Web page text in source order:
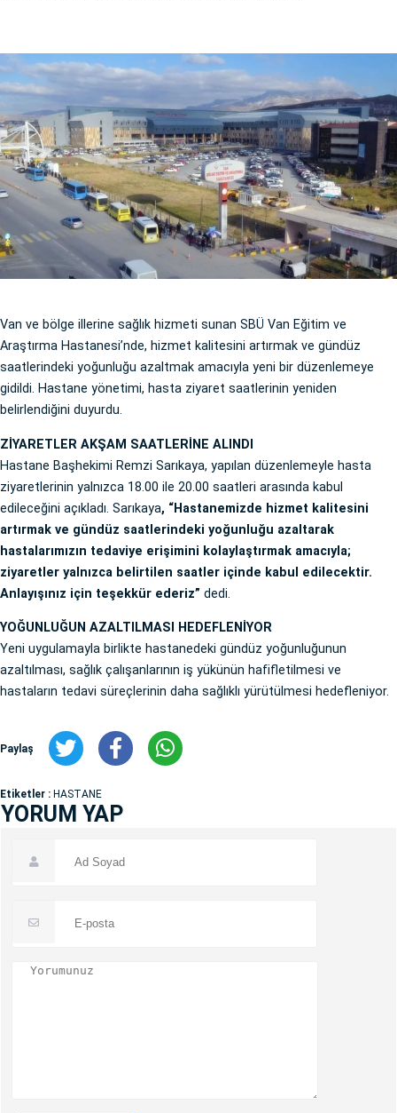
Van ve bölge illerine sağlık hizmeti sunan SBÜ Van Eğitim ve
Araştırma Hastanesi’nde, hizmet kalitesini artırmak ve gündüz
saatlerindeki yoğunluğu azaltmak amacıyla yeni bir düzenlemeye
gidildi. Hastane yönetimi, hasta ziyaret saatlerinin yeniden
belirlendiğini duyurdu.
ZİYARETLER AKŞAM SAATLERİNE ALINDI
Hastane Başhekimi Remzi Sarıkaya, yapılan düzenlemeyle hasta
ziyaretlerinin yalnızca 18.00 ile 20.00 saatleri arasında kabul
edileceğini açıkladı. Sarıkaya, “Hastanemizde hizmet kalitesini
artırmak ve gündüz saatlerindeki yoğunluğu azaltarak
hastalarımızın tedaviye erişimini kolaylaştırmak amacıyla;
ziyaretler yalnızca belirtilen saatler içinde kabul edilecektir.
Anlayışınız için teşekkür ederiz” dedi.
YOĞUNLUĞUN AZALTILMASI HEDEFLENİYOR
Yeni uygulamayla birlikte hastanedeki gündüz yoğunluğunun
azaltılması, sağlık çalışanlarının iş yükünün hafifletilmesi ve
hastaların tedavi süreçlerinin daha sağlıklı yürütülmesi hedefleniyor.
Paylaş
Etiketler : HASTANE
YORUM YAP